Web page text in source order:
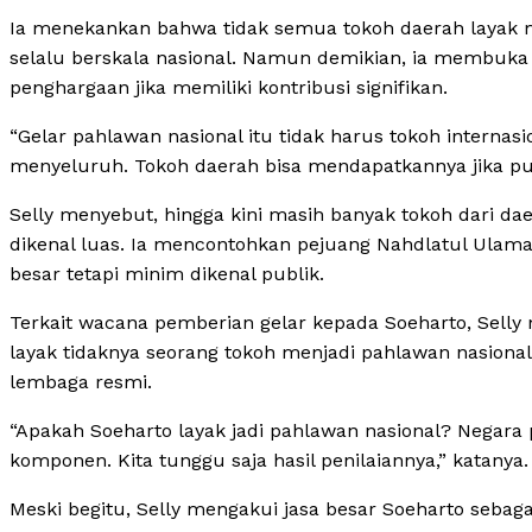
Ia menekankan bahwa tidak semua tokoh daerah
selalu berskala nasional. Namun demikian, ia
penghargaan jika memiliki kontribusi signifikan.
“Gelar pahlawan nasional itu tidak harus tokoh
menyeluruh. Tokoh daerah bisa mendapatkannya jika
Selly menyebut, hingga kini masih banyak tokoh dari
dikenal luas. Ia mencontohkan pejuang Nahdlatul
besar tetapi minim dikenal publik.
Terkait wacana pemberian gelar kepada Soeharto,
layak tidaknya seorang tokoh menjadi pahlawan
lembaga resmi.
“Apakah Soeharto layak jadi pahlawan nasional?
komponen. Kita tunggu saja hasil penilaiannya,” katanya.
Meski begitu, Selly mengakui jasa besar Soeharto